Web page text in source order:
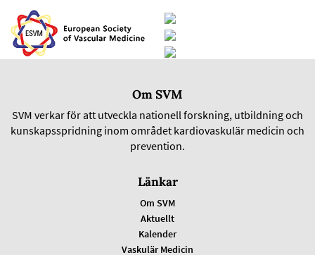
Om SVM
SVM verkar för att utveckla nationell forskning, utbildning och
kunskapsspridning inom området kardiovaskulär medicin och
prevention.
Länkar
Om SVM
Aktuellt
Kalender
Vaskulär Medicin